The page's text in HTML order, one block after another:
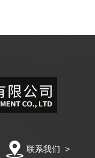
联系我们 >